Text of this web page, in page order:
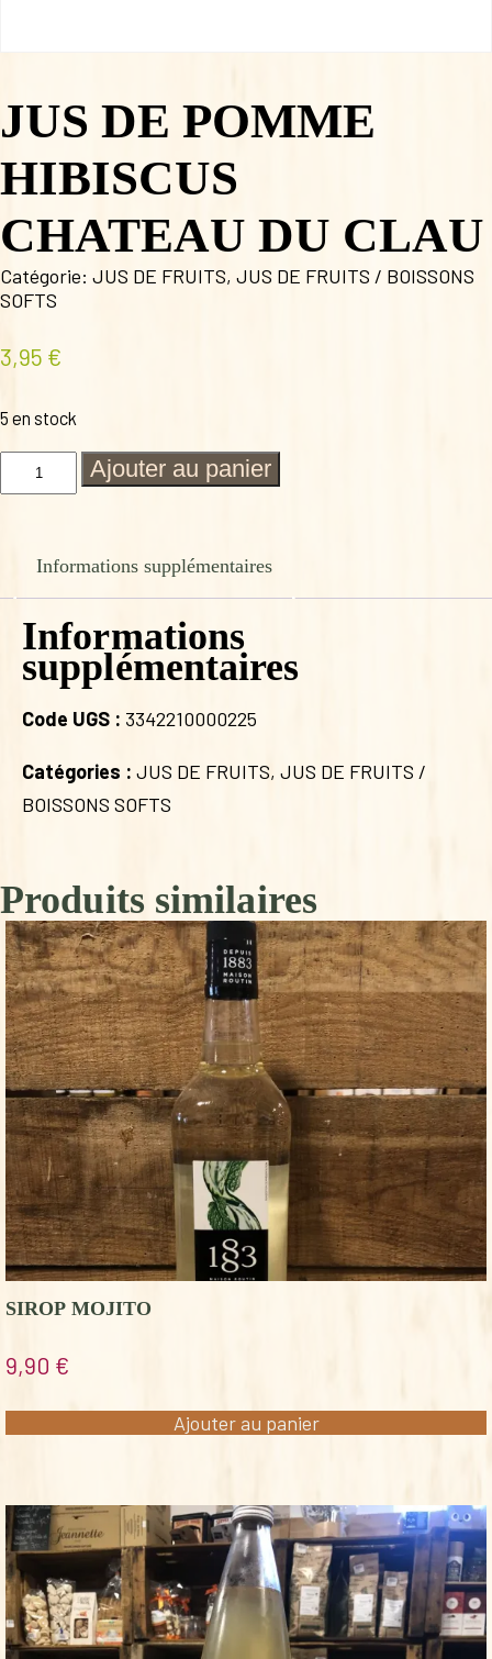
JUS DE POMME
HIBISCUS
CHATEAU DU CLAU
Catégorie: JUS DE FRUITS, JUS DE FRUITS / BOISSONS
SOFTS
3,95 €
5 en stock
quantité
POMME
HIBISCUS
CHATEAU
CLAU
Ajouter au panier
Informations supplémentaires
Informations
supplémentaires
Code UGS : 3342210000225
Catégories : JUS DE FRUITS, JUS DE FRUITS /
BOISSONS SOFTS
Produits similaires
SIROP MOJITO
9,90 €
Ajouter au panier